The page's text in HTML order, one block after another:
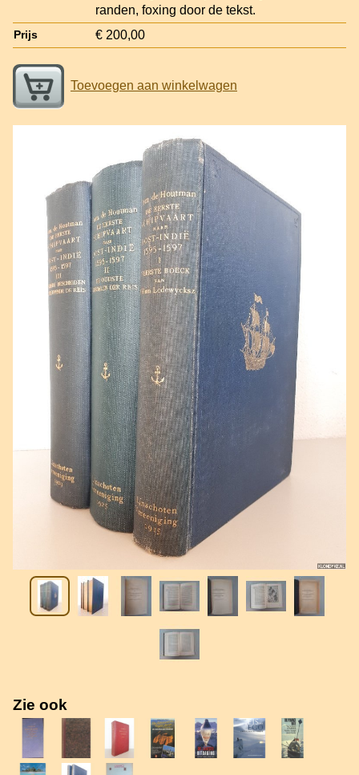
randen, foxing door de tekst.
Prijs € 200,00
Toevoegen aan winkelwagen
Zie ook